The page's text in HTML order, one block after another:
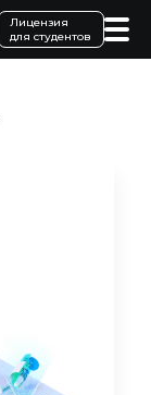
Лицензия
для студентов